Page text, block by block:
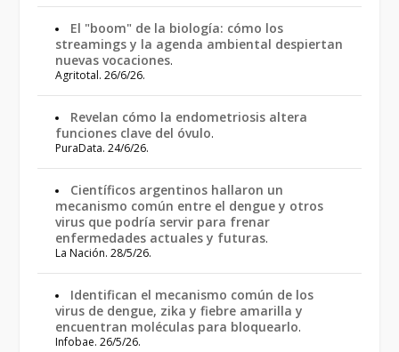
El "boom" de la biología: cómo los
streamings y la agenda ambiental despiertan
nuevas vocaciones.
Agritotal. 26/6/26.
Revelan cómo la endometriosis altera
funciones clave del óvulo.
PuraData. 24/6/26.
Científicos argentinos hallaron un
mecanismo común entre el dengue y otros
virus que podría servir para frenar
enfermedades actuales y futuras.
La Nación. 28/5/26.
Identifican el mecanismo común de los
virus de dengue, zika y fiebre amarilla y
encuentran moléculas para bloquearlo.
Infobae. 26/5/26.